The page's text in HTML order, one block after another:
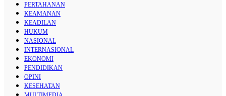
PERTAHANAN
KEAMANAN
KEADILAN
HUKUM
NASIONAL
INTERNASIONAL
EKONOMI
PENDIDIKAN
OPINI
KESEHATAN